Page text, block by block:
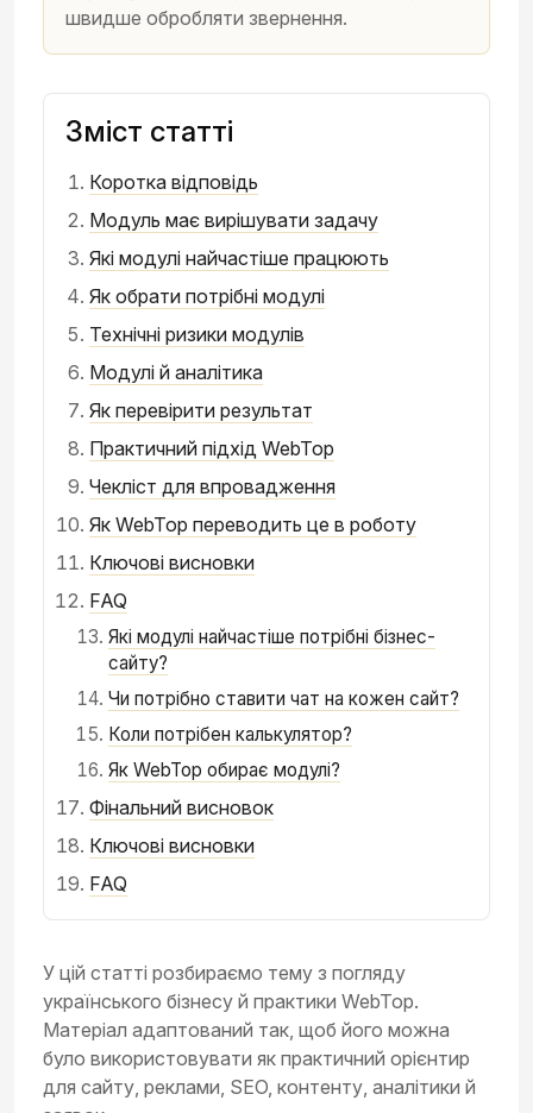
швидше обробляти звернення.
Зміст статті
Коротка відповідь
Модуль має вирішувати задачу
Які модулі найчастіше працюють
Як обрати потрібні модулі
Технічні ризики модулів
Модулі й аналітика
Як перевірити результат
Практичний підхід WebTop
Чекліст для впровадження
Як WebTop переводить це в роботу
Ключові висновки
FAQ
Які модулі найчастіше потрібні бізнес-
сайту?
Чи потрібно ставити чат на кожен сайт?
Коли потрібен калькулятор?
Як WebTop обирає модулі?
Фінальний висновок
Ключові висновки
FAQ
У цій статті розбираємо тему з погляду
українського бізнесу й практики WebTop.
Матеріал адаптований так, щоб його можна
було використовувати як практичний орієнтир
для сайту, реклами, SEO, контенту, аналітики й